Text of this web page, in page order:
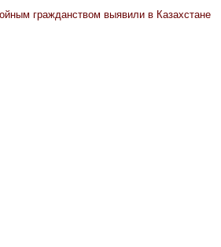
гражданством выявили в Казахстане